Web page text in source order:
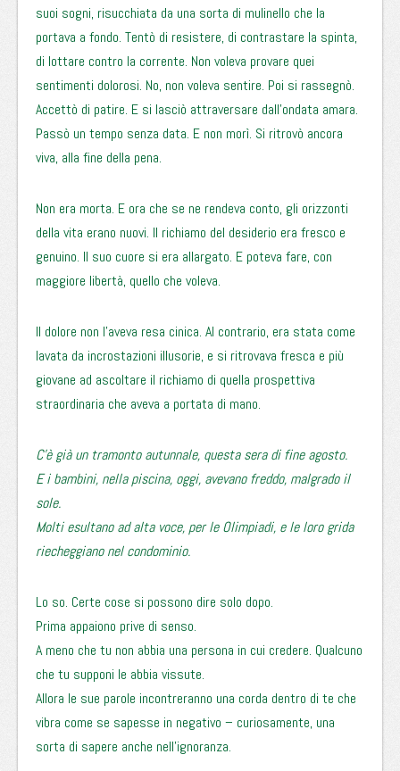
suoi sogni, risucchiata da una sorta di mulinello che la
portava a fondo. Tentò di resistere, di contrastare la spinta,
di lottare contro la corrente. Non voleva provare quei
sentimenti dolorosi. No, non voleva sentire. Poi si rassegnò.
Accettò di patire. E si lasciò attraversare dall’ondata amara.
Passò un tempo senza data. E non morì. Si ritrovò ancora
viva, alla fine della pena.
Non era morta. E ora che se ne rendeva conto, gli orizzonti
della vita erano nuovi. Il richiamo del desiderio era fresco e
genuino. Il suo cuore si era allargato. E poteva fare, con
maggiore libertà, quello che voleva.
Il dolore non l’aveva resa cinica. Al contrario, era stata come
lavata da incrostazioni illusorie, e si ritrovava fresca e più
giovane ad ascoltare il richiamo di quella prospettiva
straordinaria che aveva a portata di mano.
C’è già un tramonto autunnale, questa sera di fine agosto.
E i bambini, nella piscina, oggi, avevano freddo, malgrado il
sole.
Molti esultano ad alta voce, per le Olimpiadi, e le loro grida
riecheggiano nel condominio.
Lo so. Certe cose si possono dire solo dopo.
Prima appaiono prive di senso.
A meno che tu non abbia una persona in cui credere. Qualcuno
che tu supponi le abbia vissute.
Allora le sue parole incontreranno una corda dentro di te che
vibra come se sapesse in negativo – curiosamente, una
sorta di sapere anche nell’ignoranza.